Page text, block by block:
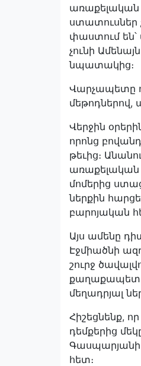
առաքելական
ստատուսներ
փաստում են՝
չունի
նպատակից։
Վարչապետը
մեթոդներով,
Վերջին
որոնց
թեւից։
առաքելական
մոմերից
ներքին
բարոյական
Այս ամենը
Էջմիածնի
շուրջ
քաղաքապետ
մեղադրյալ
Հիշեցնենք,
դեմքերից
Գասպարյանի
հետ։